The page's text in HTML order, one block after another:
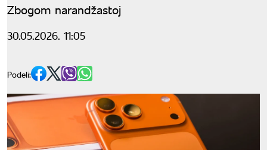
Zbogom narandžastoj
30.05.2026. 11:05
Podeli: